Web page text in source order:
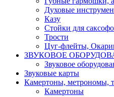
Духовые
Казу
Стойки для
Трости
Цуг-флейты,
ЗВУКОВОЕ
Звуковое
Звуковые карты
Камертоны, метрономы,
Камертоны